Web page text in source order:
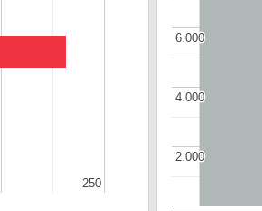
250
250
2.000
2.000
4.000
4.000
6.000
6.000